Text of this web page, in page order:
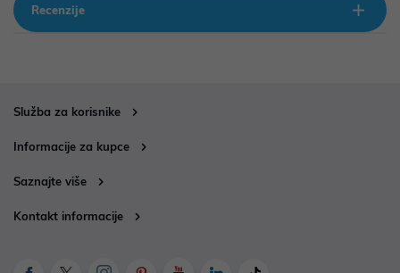
Recenzije
Služba za korisnike
Informacije za kupce
Saznajte više
Kontakt informacije